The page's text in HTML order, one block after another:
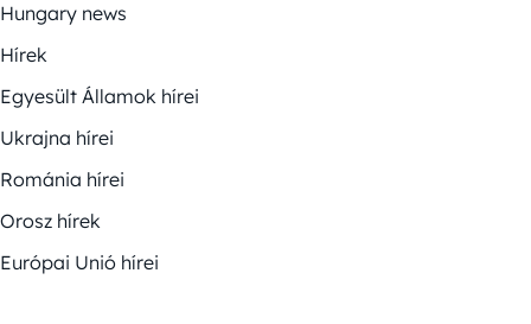
Hungary news
Hírek
Egyesült Államok hírei
Ukrajna hírei
Románia hírei
Orosz hírek
Európai Unió hírei